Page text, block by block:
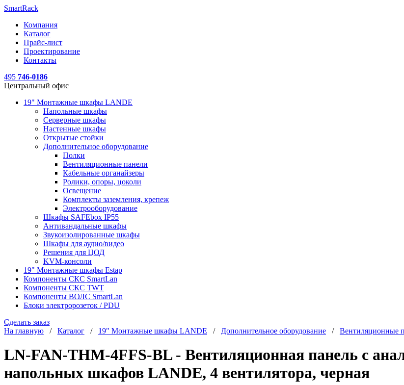
SmartRack
Компания
Каталог
Прайс-лист
Проектирование
Контакты
495 746-0186
Центральный офис
19" Монтажные шкафы LANDE
Напольные шкафы
Серверные шкафы
Настенные шкафы
Открытые стойки
Дополнительное оборудование
Полки
Вентиляционные панели
Кабельные органайзеры
Ролики, опоры, цоколи
Освещение
Комплекты заземления, крепеж
Электрооборудование
Шкафы SAFEbox IP55
Антивандальные шкафы
Звукоизолированные шкафы
Шкафы для аудио/видео
Решения для ЦОД
KVM-консоли
19" Монтажные шкафы Estap
Компоненты СКС SmartLan
Компоненты СКС TWT
Компоненты ВОЛС SmartLan
Блоки электророзеток / PDU
Сделать заказ
На главную / Каталог / 19" Монтажные шкафы LANDE / Дополнительное оборудование / Вентиляционные
LN-FAN-THM-4FFS-BL - Вентиляционная панель с
напольных шкафов LANDE, 4 вентилятора, черная